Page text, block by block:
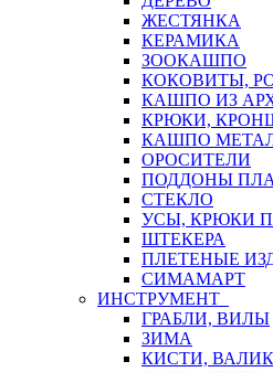
ЖЕСТЯНКА
КЕРАМИКА
ЗООКАШПО
КОКОВИТЫ,
КАШПО ИЗ
КРЮКИ,
КАШПО
ОРОСИТЕЛИ
ПОДДОНЫ
СТЕКЛО
УСЫ, КРЮКИ
ШТЕКЕРА
ПЛЕТЕНЫЕ
СИМАМАРТ
ИНСТРУМЕНТ
ГРАБЛИ, ВИЛЫ
ЗИМА
КИСТИ,